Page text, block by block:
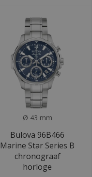
Ø 43 mm
Bulova 96B466
Marine Star Series B
chronograaf
horloge